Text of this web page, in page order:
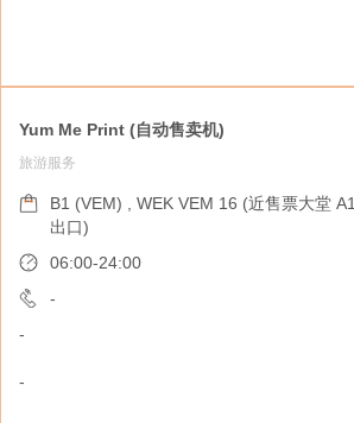
Hareody Mall x Papery (自动售卖机)
旅游服务
B1 , WEK VEM 15 (近售票大堂 A1 出口)
06:00-24:00
Yum Me Print (自动售卖机)
旅游服务
B1 (VEM) , WEK VEM 16 (近售票大堂 A1
出口)
06:00-24:00
-
-
-